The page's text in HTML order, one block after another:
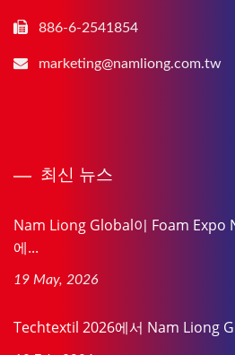
886-6-2541854
marketing@namliong.com.tw
최신 뉴스
Nam Liong Global이 Foam
에...
19 May, 2026
Techtextil 2026에서 Nam Liong